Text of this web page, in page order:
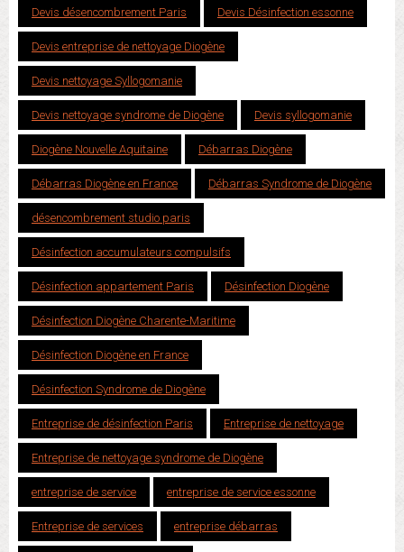
Devis désencombrement Paris Devis Désinfection essonne
Devis entreprise de nettoyage Diogène
Devis nettoyage Syllogomanie
Devis nettoyage syndrome de Diogène Devis syllogomanie
Diogène Nouvelle Aquitaine Débarras Diogène
Débarras Diogène en France Débarras Syndrome de Diogène
désencombrement studio paris
Désinfection accumulateurs compulsifs
Désinfection appartement Paris Désinfection Diogène
Désinfection Diogène Charente-Maritime
Désinfection Diogène en France
Désinfection Syndrome de Diogène
Entreprise de désinfection Paris Entreprise de nettoyage
Entreprise de nettoyage syndrome de Diogène
entreprise de service entreprise de service essonne
Entreprise de services entreprise débarras